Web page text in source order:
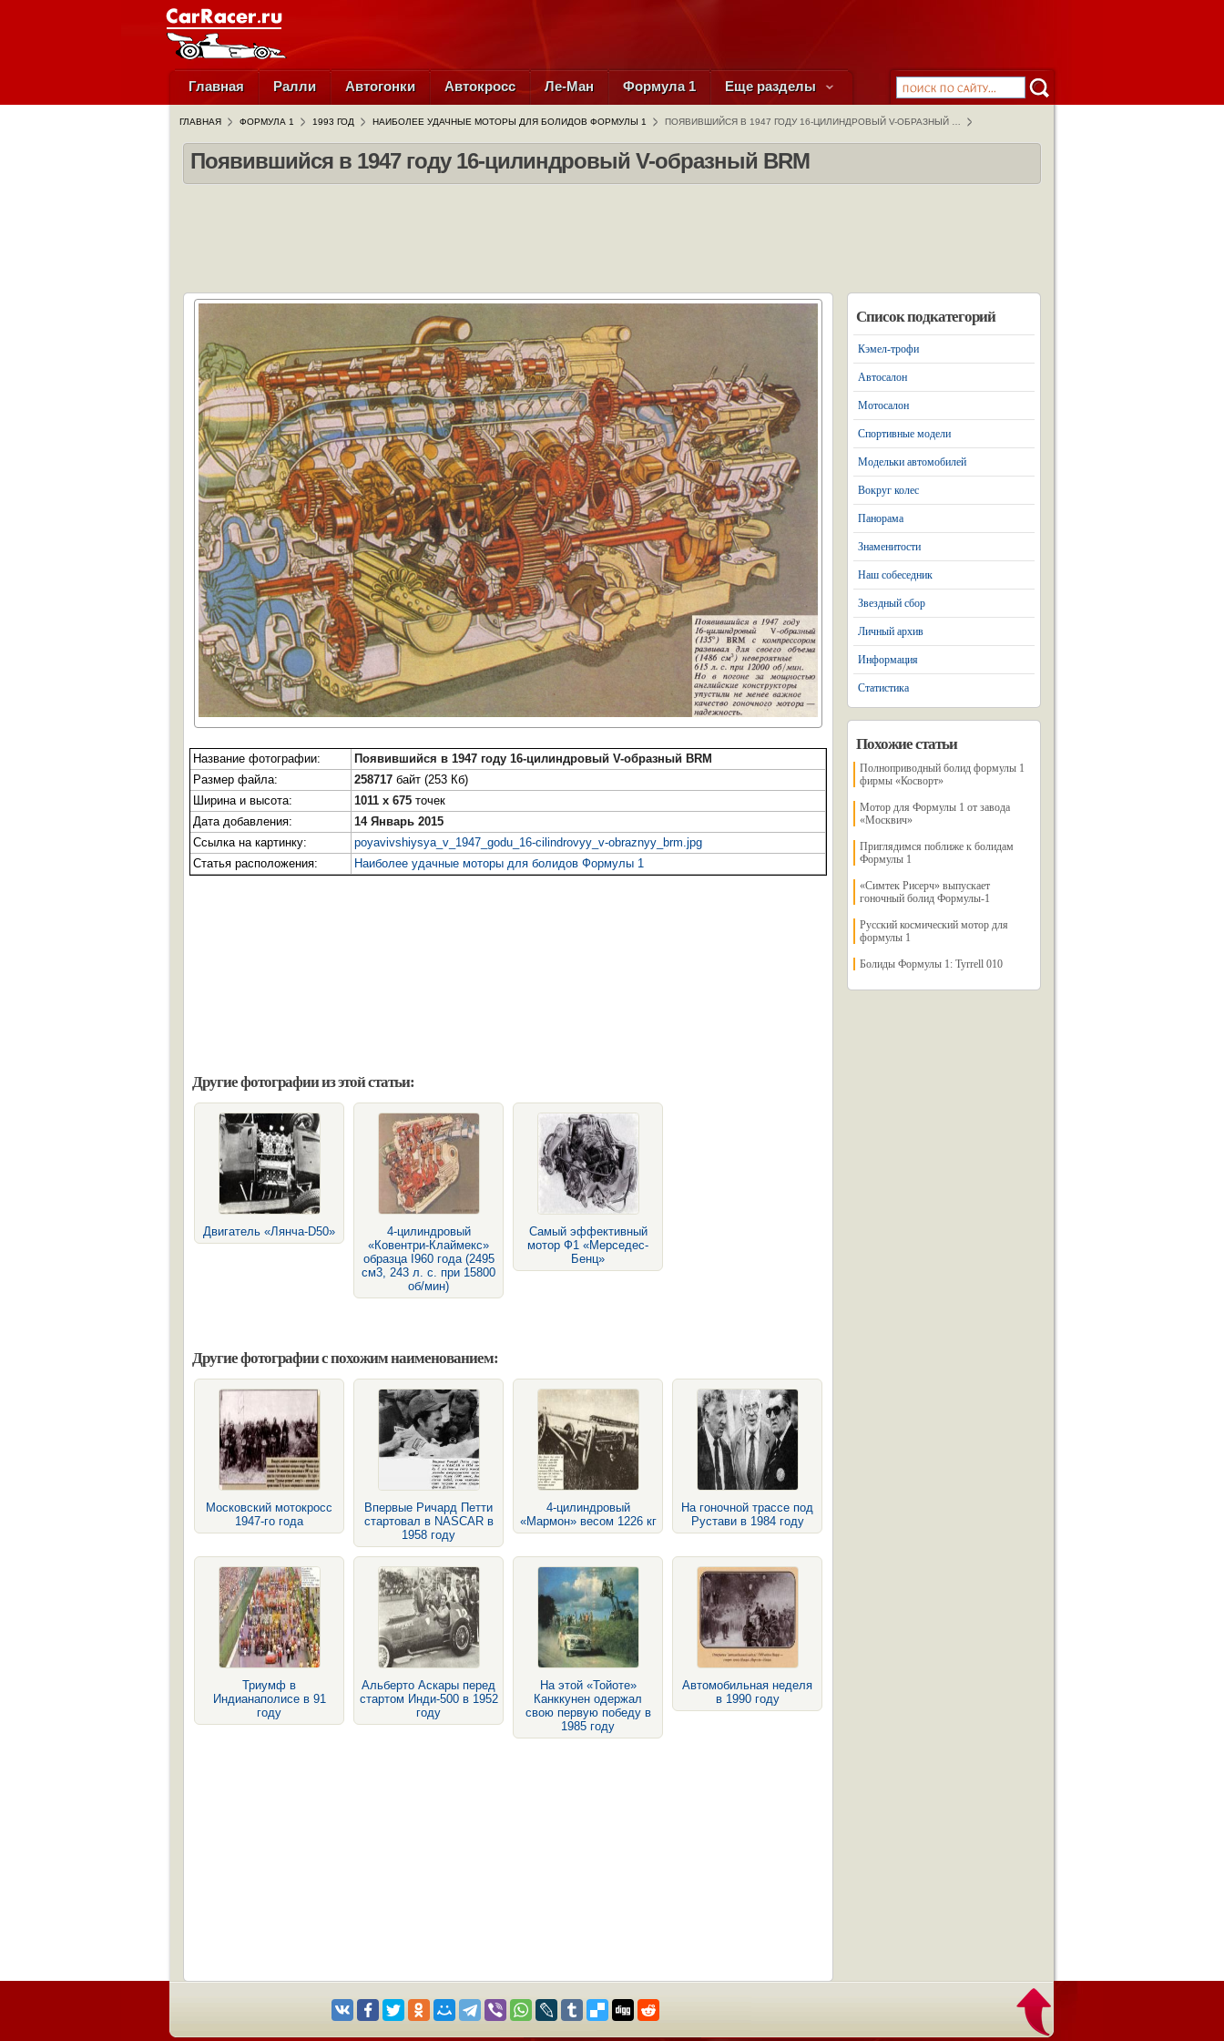
Главная Ралли Автогонки Автокросс Ле-Ман Формула 1 Еще разделы
ГЛАВНАЯ ФОРМУЛА 1 1993 ГОД НАИБОЛЕЕ УДАЧНЫЕ МОТОРЫ ДЛЯ БОЛИДОВ ФОРМУЛЫ 1 ПОЯВИВШИЙСЯ В 1947 ГОДУ 16-ЦИЛИНДРОВЫЙ V-ОБРАЗНЫЙ …
Появившийся в 1947 году 16-цилиндровый V-образный BRM
Название фотографии:
Появившийся в 1947 году 16-цилиндровый V-образный BRM
Размер файла:
258717 байт (253 Кб)
Ширина и высота:
1011 x 675 точек
Дата добавления:
14 Январь 2015
Ссылка на картинку:
poyavivshiysya_v_1947_godu_16-cilindrovyy_v-obraznyy_brm.jpg
Статья расположения:
Наиболее удачные моторы для болидов Формулы 1
Другие фотографии из этой статьи:
Двигатель «Лянча-D50»
4-цилиндровый
«Ковентри-Клаймекс»
образца I960 года (2495
см3, 243 л. с. при 15800
об/мин)
Самый эффективный
мотор Ф1 «Мерседес-
Бенц»
Другие фотографии с похожим наименованием:
Московский мотокросс
1947-го года
Впервые Ричард Петти
стартовал в NASCAR в
1958 году
4-цилиндровый
«Мармон» весом 1226 кг
На гоночной трассе под
Рустави в 1984 году
Триумф в
Индианаполисе в 91
году
Альберто Аскары перед
стартом Инди-500 в 1952
году
На этой «Тойоте»
Канккунен одержал
свою первую победу в
1985 году
Автомобильная неделя
в 1990 году
Список подкатегорий
Кэмел-трофи
Автосалон
Мотосалон
Спортивные модели
Модельки автомобилей
Вокруг колес
Панорама
Знаменитости
Наш собеседник
Звездный сбор
Личный архив
Информация
Статистика
Похожие статьи
Полноприводный болид формулы 1
фирмы «Косворт»
Мотор для Формулы 1 от завода
«Москвич»
Приглядимся поближе к болидам
Формулы 1
«Симтек Рисерч» выпускает
гоночный болид Формулы-1
Русский космический мотор для
формулы 1
Болиды Формулы 1: Tyrrell 010